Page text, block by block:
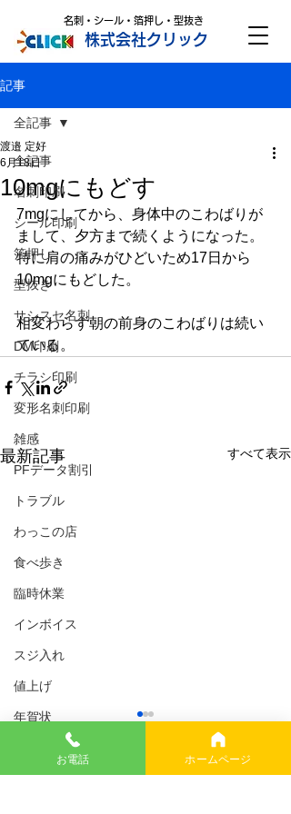
株式会社クリック
名刺・シール・箔押し・型抜き
記事
全記事
名刺印刷
シール印刷
箔押し
型抜き
サシスセ名刺
DM印刷
チラシ印刷
変形名刺印刷
雑感
PFデータ割引
トラブル
わっこの店
食べ歩き
臨時休業
インボイス
スジ入れ
値上げ
年賀状
生米パンづくり
携帯料金
全記事
10mgにもどす
渡邉 定好
6月18日
7mgにしてから、身体中のこわばりが
まして、夕方まで続くようになった。
特に肩の痛みがひどいため17日から
10mgにもどした。
相変わらず朝の前身のこわばりは続い
ている。
最新記事 すべて表示
6月2日より7mgに減薬
6月1日、3週間ぶりに通院。
お電話 ホームページ